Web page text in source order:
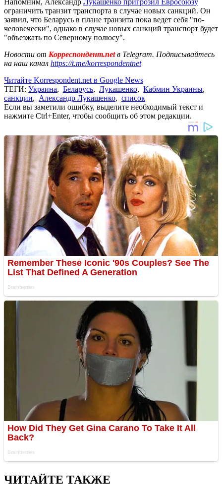
ограничить транзит транспорта в случае новых санкций. Он
заявил, что Беларусь в плане транзита пока ведет себя "по-
человечески", однако в случае новых санкций транспорт будет
"объезжать по Северному полюсу".
Новости от Корреспондент.netв Telegram. Подписывайтесь
на наш канал https://t.me/korrespondentnet
Читайте Korrespondent.net в Google News
ТЕГИ: Украина, Беларусь, Лукашенко, Кабмин Украины,
санкции, Александр Лукашенко, список
Если вы заметили ошибку, выделите необходимый текст и
нажмите Ctrl+Enter, чтобы сообщить об этом редакции.
ЧИТАЙТЕ ТАКЖЕ